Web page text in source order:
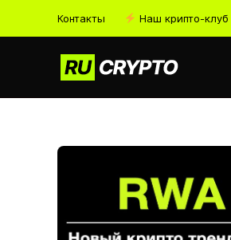
Контакты Наш крипто-клуб